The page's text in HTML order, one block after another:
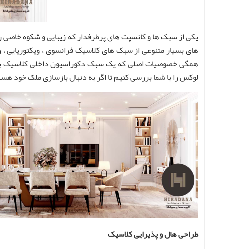
یکی از سبک ها و کانسپت های پرطرفدار که زیبایی و شکوه خاصی
های بسیار متنوعی از سبک های کلاسیک فرانسوی ،
همگی خصوصیات اصلی که یک سبک دکوراسیون داخلی کلاسیک
لوکس را با شما بررسی کنیم تا اگر به دنبال بازسازی ملک خود
طراحی هال و پذیرایی کلاسیک